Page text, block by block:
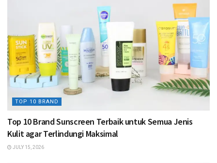
TOP 10 BRAND
Top 10 Brand Sunscreen Terbaik untuk Semua Jenis
Kulit agar Terlindungi Maksimal
JULY 15, 2026